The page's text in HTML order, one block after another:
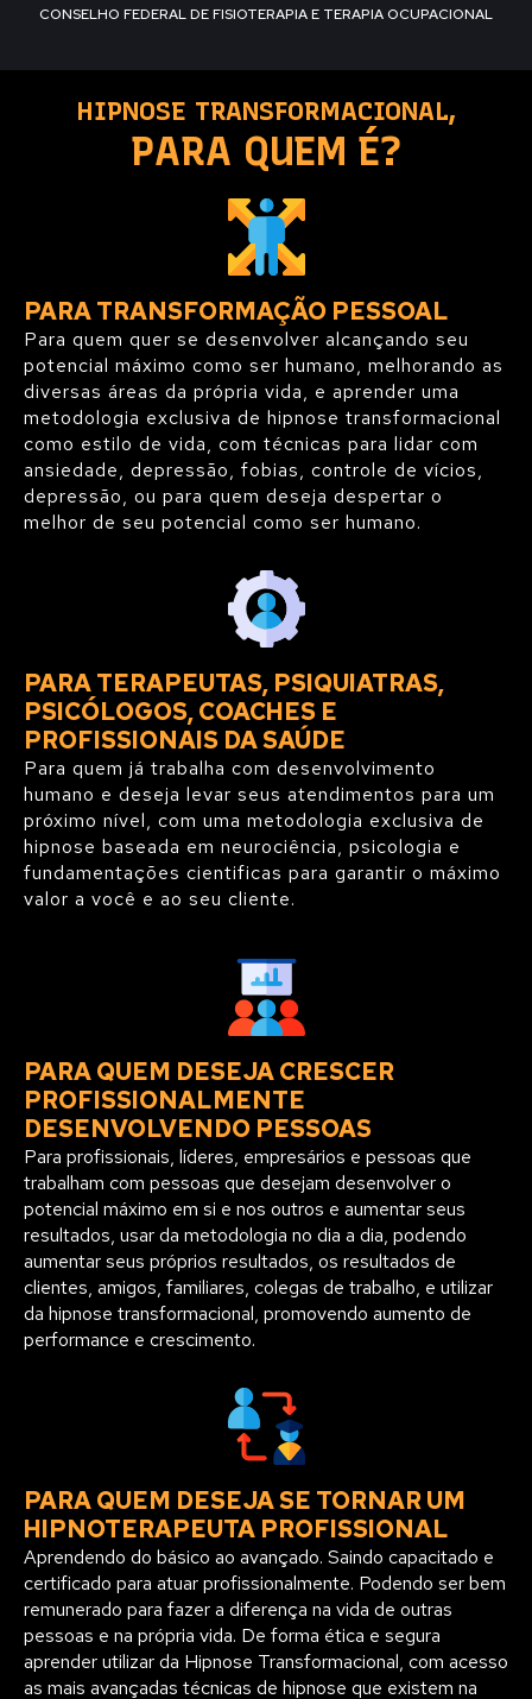
CONSELHO FEDERAL DE FISIOTERAPIA E TERAPIA OCUPACIONAL
HIPNOSE TRANSFORMACIONAL,
PARA QUEM É?
PARA TRANSFORMAÇÃO PESSOAL
Para quem quer se desenvolver alcançando seu
potencial máximo como ser humano, melhorando as
diversas áreas da própria vida, e aprender uma
metodologia exclusiva de hipnose transformacional
como estilo de vida, com técnicas para lidar com
ansiedade, depressão, fobias, controle de vícios,
depressão, ou para quem deseja despertar o
melhor de seu potencial como ser humano.
PARA TERAPEUTAS, PSIQUIATRAS,
PSICÓLOGOS, COACHES E
PROFISSIONAIS DA SAÚDE
Para quem já trabalha com desenvolvimento
humano e deseja levar seus atendimentos para um
próximo nível, com uma metodologia exclusiva de
hipnose baseada em neurociência, psicologia e
fundamentações cientificas para garantir o máximo
valor a você e ao seu cliente.
PARA QUEM DESEJA CRESCER
PROFISSIONALMENTE
DESENVOLVENDO PESSOAS
Para profissionais, líderes, empresários e pessoas que
trabalham com pessoas que desejam desenvolver o
potencial máximo em si e nos outros e aumentar seus
resultados, usar da metodologia no dia a dia, podendo
aumentar seus próprios resultados, os resultados de
clientes, amigos, familiares, colegas de trabalho, e utilizar
da hipnose transformacional, promovendo aumento de
performance e crescimento.
PARA QUEM DESEJA SE TORNAR UM
HIPNOTERAPEUTA PROFISSIONAL
Aprendendo do básico ao avançado. Saindo capacitado e
certificado para atuar profissionalmente. Podendo ser bem
remunerado para fazer a diferença na vida de outras
pessoas e na própria vida. De forma ética e segura
aprender utilizar da Hipnose Transformacional, com acesso
as mais avançadas técnicas de hipnose que existem na